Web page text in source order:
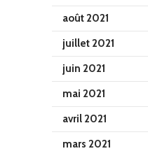
août 2021
juillet 2021
juin 2021
mai 2021
avril 2021
mars 2021